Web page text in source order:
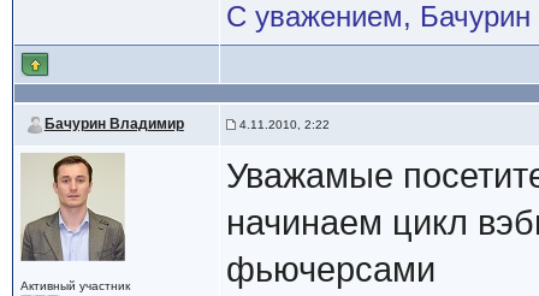
С уважением,
Бачурин Владимир 4.11.2010, 2:22
Активный участник
Уважамые
начинаем цикл
фьючерсами